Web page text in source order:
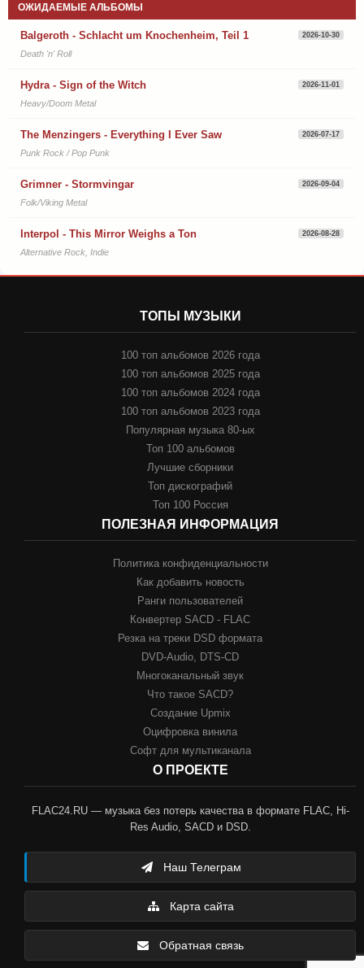
ОЖИДАЕМЫЕ АЛЬБОМЫ
Balgeroth - Schlacht um Knochenheim, Teil 1 2026-10-30
Death 'n' Roll
Hydra - Sign of the Witch 2026-11-01
Heavy/Doom Metal
The Menzingers - Everything I Ever Saw 2026-07-17
Punk Rock / Pop Punk
Grimner - Stormvingar 2026-09-04
Folk/Viking Metal
Interpol - This Mirror Weighs a Ton 2026-08-28
Alternative Rock, Indie
ТОПЫ МУЗЫКИ
100 топ альбомов 2026 года
100 топ альбомов 2025 года
100 топ альбомов 2024 года
100 топ альбомов 2023 года
Популярная музыка 80-ых
Топ 100 альбомов
Лучшие сборники
Топ дискографий
Топ 100 Россия
ПОЛЕЗНАЯ ИНФОРМАЦИЯ
Политика конфиденциальности
Как добавить новость
Ранги пользователей
Конвертер SACD - FLAC
Резка на треки DSD формата
DVD-Audio, DTS-CD
Многоканальный звук
Что такое SACD?
Создание Upmix
Оцифровка винила
Софт для мультиканала
О ПРОЕКТЕ
FLAC24.RU — музыка без потерь качества в формате FLAC, Hi-
Res Audio, SACD и DSD.
Наш Телеграм
Карта сайта
Обратная связь